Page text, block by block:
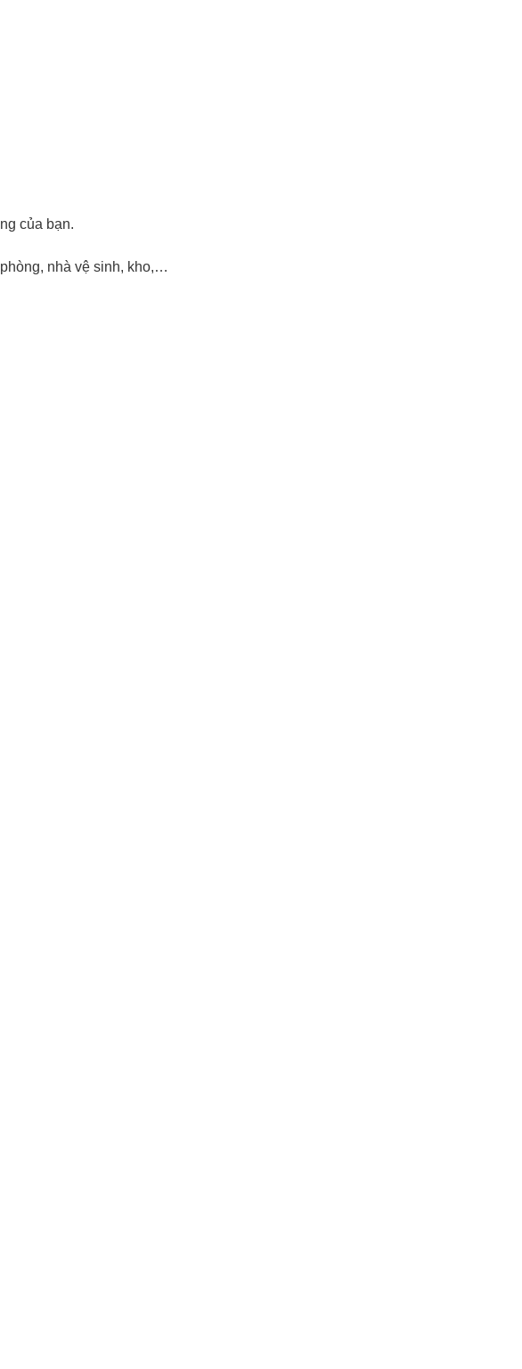
của bạn.
nhà vệ sinh, kho,…